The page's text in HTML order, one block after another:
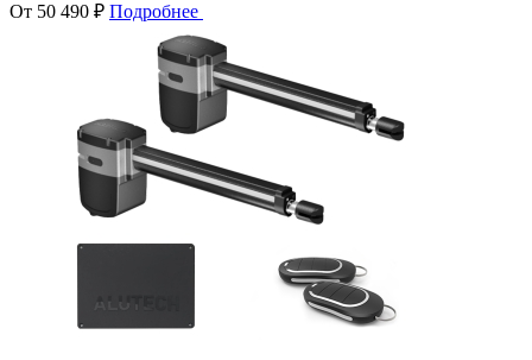
От 50 490 ₽ Подробнее